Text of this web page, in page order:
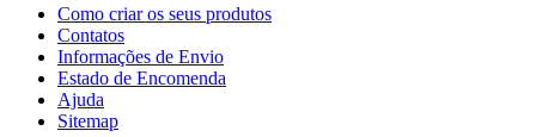
Como criar os seus produtos
Contatos
Informações de Envio
Estado de Encomenda
Ajuda
Sitemap